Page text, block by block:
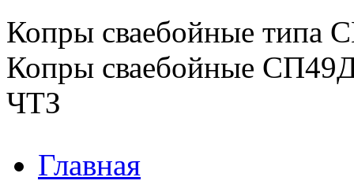
Копры сваебойные типа
Копры сваебойные
ЧТЗ
Главная